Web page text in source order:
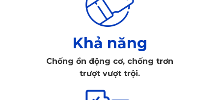
Thảm lót sàn xe hơi Lexus RX300 ghế lái
So với các mẫu thảm lót sàn ô tô bằng nỉ hay da thì
RX300 đến từ KATA vượt trội hơn về chất lượng.
Châu Âu, an toàn tuyệt đối cho sức khỏe người tiêu
Khả năng
Chống ồn động cơ, chống trơn
trượt vượt trội.